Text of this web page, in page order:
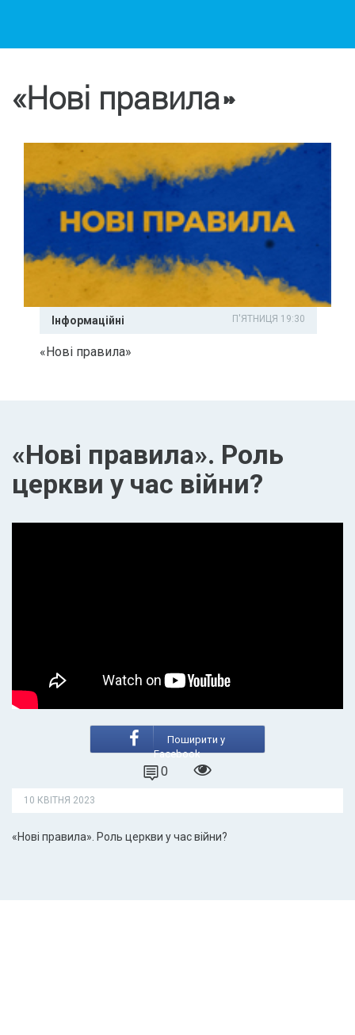
«Нові правила»
Інформаційні П'ЯТНИЦЯ 19:30
«Нові правила»
«Нові правила». Роль
церкви у час війни?
Поширити у
Facebook
0
10 КВІТНЯ 2023
«Нові правила». Роль церкви у час війни?